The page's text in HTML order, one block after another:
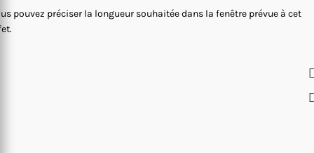
pouvez préciser la longueur souhaitée dans la fenêtre prévue à cet